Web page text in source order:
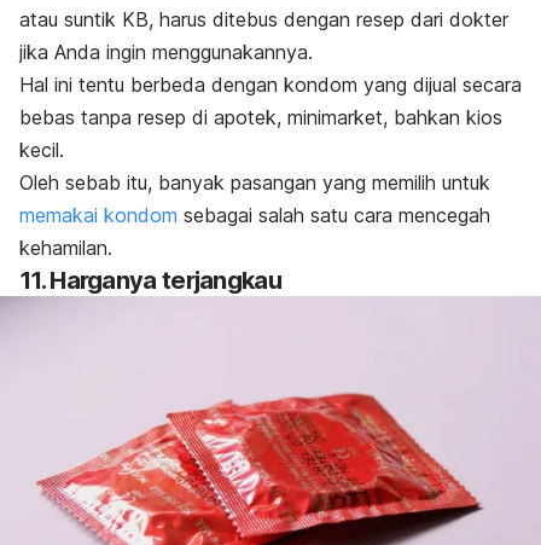
atau suntik KB, harus ditebus dengan resep dari dokter
jika Anda ingin menggunakannya.
Hal ini tentu berbeda dengan kondom yang dijual secara
bebas tanpa resep di apotek, minimarket, bahkan kios
kecil.
Oleh sebab itu, banyak pasangan yang memilih untuk
memakai kondom sebagai salah satu cara mencegah
kehamilan.
11. Harganya terjangkau